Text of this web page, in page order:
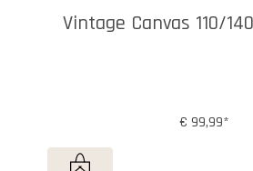
Vintage Canvas 110/
€ 99,99*